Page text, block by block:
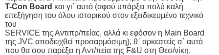
T-Con Board και γι΄ αυτό (αφού υπάρξει πολύ καλή
επεξήγηση του όλου ιστορικού στον εξειδικευμένο τεχνικό
του
SERVICE της Αντιπρ/πείας, αλλά κι εφόσον η Main Board
της JVC αποδειχθεί προσαρμόσιμη), θ΄ αρκεστείς σ΄ αυτό
που θα σου παρέξει η Αντ/πεία της F&U στη Θεσ/νίκη.